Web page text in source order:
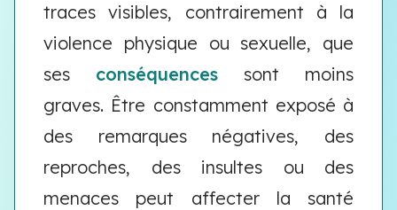
traces visibles, contrairement à la
violence physique ou sexuelle, que
ses conséquences sont moins
graves. Être constamment exposé à
des remarques négatives, des
reproches, des insultes ou des
menaces peut affecter la santé